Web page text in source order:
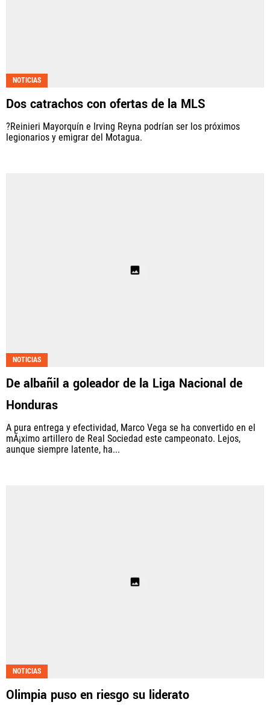
NOTICIAS
Dos catrachos con ofertas de la MLS
?Reinieri Mayorquín e Irving Reyna podrían ser los próximos
legionarios y emigrar del Motagua.
NOTICIAS
De albañil a goleador de la Liga Nacional de
Honduras
A pura entrega y efectividad, Marco Vega se ha convertido en el
mÃ¡ximo artillero de Real Sociedad este campeonato. Lejos,
aunque siempre latente, ha...
NOTICIAS
Olimpia puso en riesgo su liderato